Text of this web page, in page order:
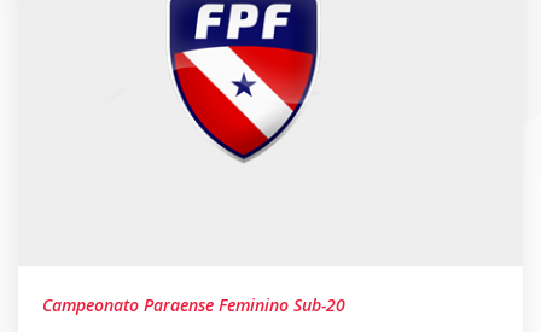
Campeonato Paraense Feminino Sub-20